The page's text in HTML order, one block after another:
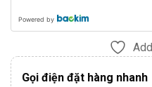
Powered by
Gọi điện đặt hàng nhanh